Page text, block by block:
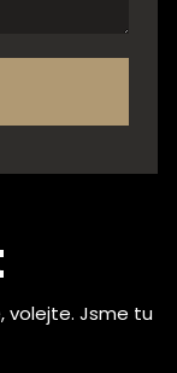
volejte. Jsme tu